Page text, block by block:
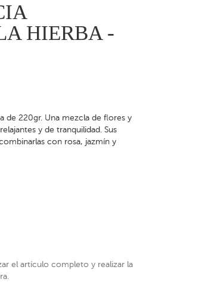
HIERBA -
de 220gr. Una mezcla de flores y
y de tranquilidad. Sus
con rosa, jazmín y
el artículo completo y realizar la